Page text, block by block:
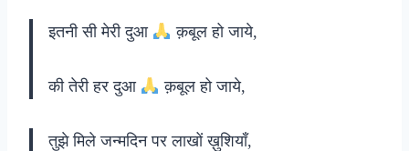
इतनी सी मेरी दुआ क़बूल हो जाये,
की तेरी हर दुआ क़बूल हो जाये,
तुझे मिले जन्मदिन पर लाखों ख़ुशियाँ,